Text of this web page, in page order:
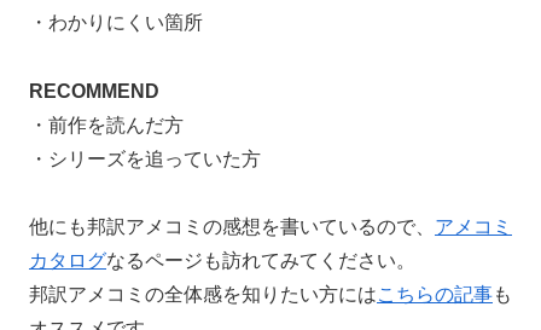
・わかりにくい箇所
RECOMMEND
・前作を読んだ方
・シリーズを追っていた方
他にも邦訳アメコミの感想を書いているので、 アメコミ
カタログなるページも訪れてみてください。
邦訳アメコミの全体感を知りたい方にはこちらの記事も